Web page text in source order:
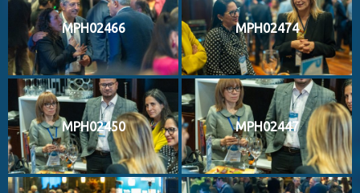
MPH02466 MPH02474
MPH02450 MPH02447